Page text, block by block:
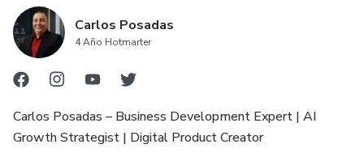
• Alarmas de advertencia y fallas de sensores
• Problemas de transmisión y propulsión
• Procedimientos de reparación paso a paso
Carlos Posadas
4 Año Hotmarter
Carlos Posadas – Business Development Expert | AI
Growth Strategist | Digital Product Creator